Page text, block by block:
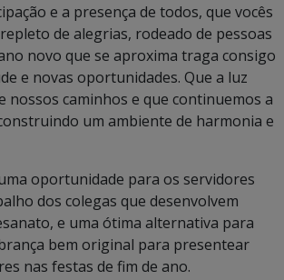
e a presença de todos, que vocês
de alegrias, rodeado de pessoas
novo que se aproxima traga consigo
e novas oportunidades. Que a luz
nossos caminhos e que continuemos a
um ambiente de harmonia e
oportunidade para os servidores
dos colegas que desenvolvem
e uma ótima alternativa para
bem original para presentear
nas festas de fim de ano.